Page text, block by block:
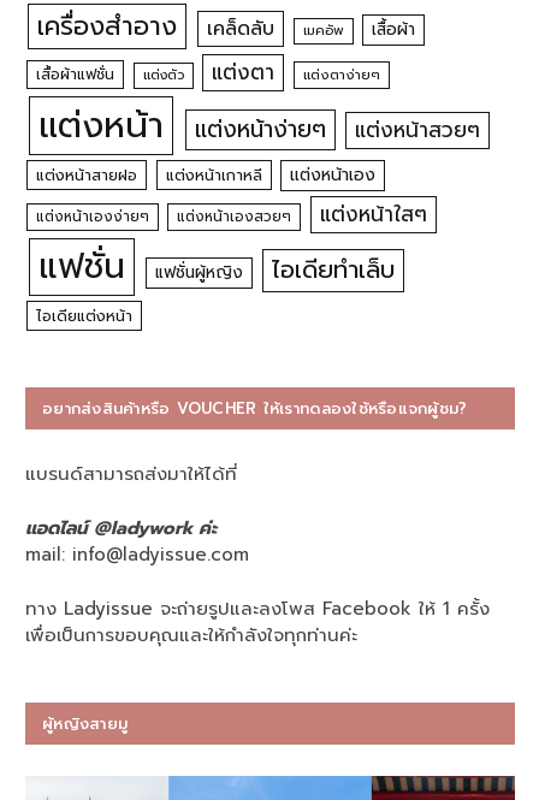
เครื่องสำอาง เคล็ดลับ เมคอัพ เสื้อผ้า
เสื้อผ้าแฟชั่น แต่งตัว แต่งตา แต่งตาง่ายๆ
แต่งหน้า แต่งหน้าง่ายๆ แต่งหน้าสวยๆ
แต่งหน้าสายฝอ แต่งหน้าเกาหลี แต่งหน้าเอง
แต่งหน้าเองง่ายๆ แต่งหน้าเองสวยๆ แต่งหน้าใสๆ
แฟชั่น แฟชั่นผู้หญิง ไอเดียทำเล็บ
ไอเดียแต่งหน้า
อยากส่งสินค้าหรือ VOUCHER ให้เราทดลองใช้หรือแจกผู้ชม?
แบรนด์สามารถส่งมาให้ได้ที่
แอดไลน์ @ladywork ค่ะ
mail: info@ladyissue.com
ทาง Ladyissue จะถ่ายรูปและลงโพส Facebook ให้ 1 ครั้ง
เพื่อเป็นการขอบคุณและให้กำลังใจทุกท่านค่ะ
ผู้หญิงสายมู